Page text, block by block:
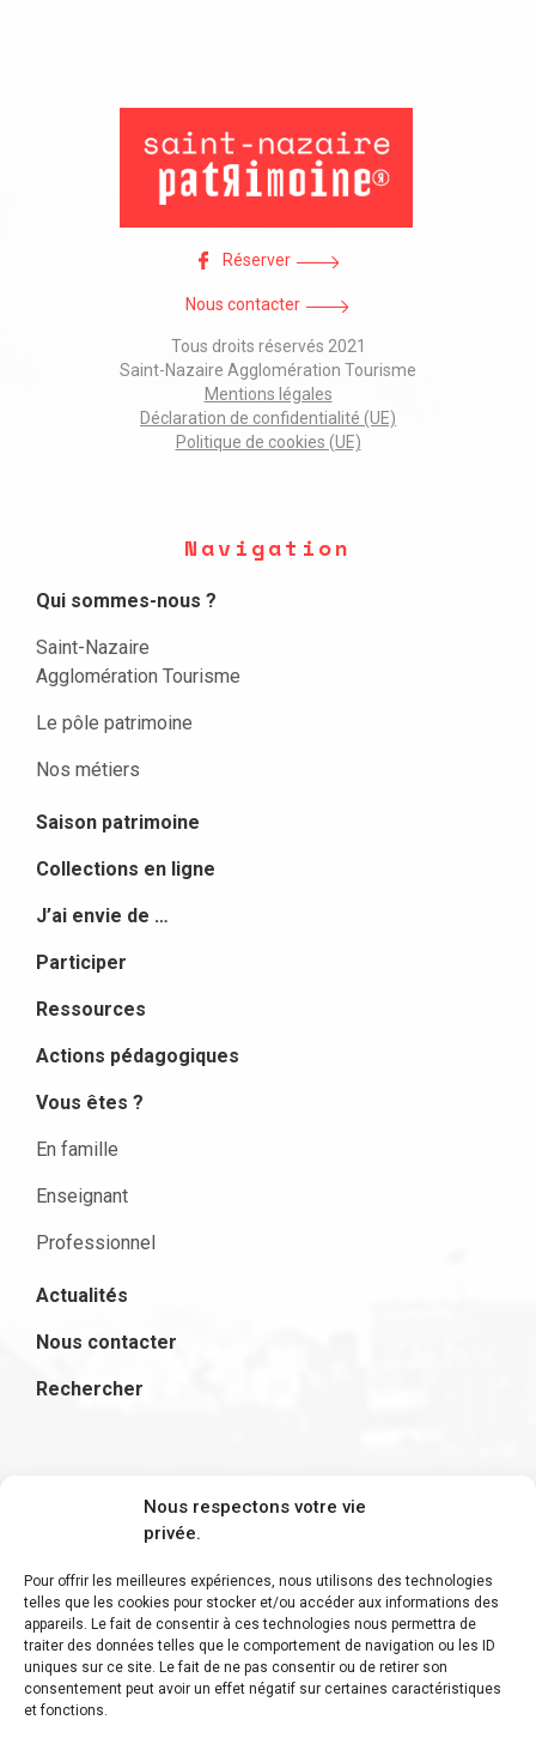
Nous respectons votre vie
privée.
Pour offrir les meilleures expériences, nous utilisons des technologies
telles que les cookies pour stocker et/ou accéder aux informations des
appareils. Le fait de consentir à ces technologies nous permettra de
traiter des données telles que le comportement de navigation ou les ID
uniques sur ce site. Le fait de ne pas consentir ou de retirer son
consentement peut avoir un effet négatif sur certaines caractéristiques
et fonctions.
Réserver
Nous contacter
Tous droits réservés 2021
Saint-Nazaire Agglomération Tourisme
Mentions légales
Déclaration de confidentialité (UE)
Politique de cookies (UE)
Navigation
Qui sommes-nous ?
Saint-Nazaire
Agglomération Tourisme
Le pôle patrimoine
Nos métiers
Saison patrimoine
Collections en ligne
J’ai envie de …
Participer
Ressources
Actions pédagogiques
Vous êtes ?
En famille
Enseignant
Professionnel
Actualités
Nous contacter
Rechercher
S'inscrire à la newsletter
Restez informé des derniers ajouts et des
dernières actualités !